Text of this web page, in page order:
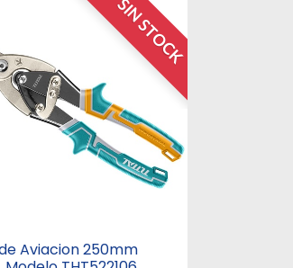
SIN STOCK
Aviacion 250mm